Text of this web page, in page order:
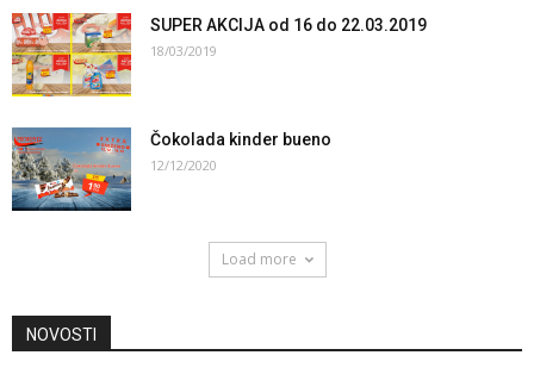
SUPER AKCIJA od 16 do 22.03.2019
18/03/2019
Čokolada kinder bueno
12/12/2020
Load more
NOVOSTI